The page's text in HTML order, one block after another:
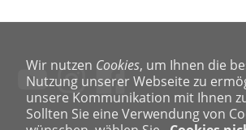
Wir nutzen Cookies, um Ihnen die
Nutzung unserer Webseite zu
unsere Kommunikation mit Ihnen
Sollten Sie eine Verwendung von